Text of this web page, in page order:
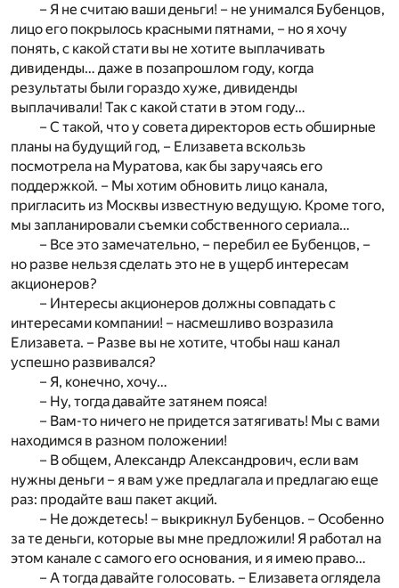
– Я не считаю ваши деньги! – не унимался Бубенцов,
лицо его покрылось красными пятнами, – но я хочу
понять, с какой стати вы не хотите выплачивать
дивиденды… даже в позапрошлом году, когда
результаты были гораздо хуже, дивиденды
выплачивали! Так с какой стати в этом году…
– С такой, что у совета директоров есть обширные
планы на будущий год, – Елизавета вскользь
посмотрела на Муратова, как бы заручаясь его
поддержкой. – Мы хотим обновить лицо канала,
пригласить из Москвы известную ведущую. Кроме того,
мы запланировали съемки собственного сериала…
– Все это замечательно, – перебил ее Бубенцов, –
но разве нельзя сделать это не в ущерб интересам
акционеров?
– Интересы акционеров должны совпадать с
интересами компании! – насмешливо возразила
Елизавета. – Разве вы не хотите, чтобы наш канал
успешно развивался?
– Я, конечно, хочу…
– Ну, тогда давайте затянем пояса!
– Вам-то ничего не придется затягивать! Мы с вами
находимся в разном положении!
– В общем, Александр Александрович, если вам
нужны деньги – я вам уже предлагала и предлагаю еще
раз: продайте ваш пакет акций.
– Не дождетесь! – выкрикнул Бубенцов. – Особенно
за те деньги, которые вы мне предложили! Я работал на
этом канале с самого его основания, и я имею право…
– А тогда давайте голосовать. – Елизавета оглядела